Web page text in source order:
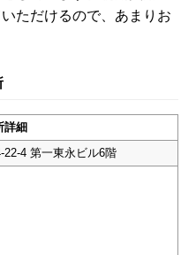
ただけるので、あまりお
詳細
4 第一東永ビル6階